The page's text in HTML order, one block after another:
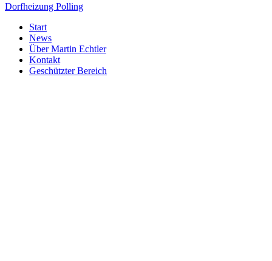
Dorfheizung Polling
Start
News
Über Martin Echtler
Kontakt
Geschützter Bereich